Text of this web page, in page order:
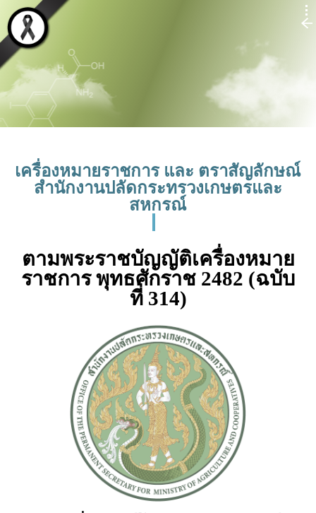
เครื่องหมายราชการ และ ตราสัญลักษณ์
สำนักงานปลัดกระทรวงเกษตรและ
สหกรณ์
ตามพระราชบัญญัติเครื่องหมาย
ราชการ พุทธศักราช 2482 (ฉบับ
ที่ 314)